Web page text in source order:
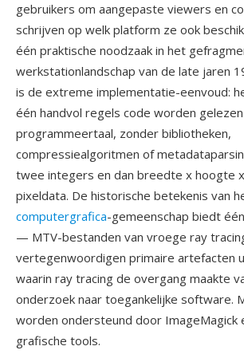
gebruikers om aangepaste viewers en
schrijven op welk platform ze ook
één praktische noodzaak in het
werkstationlandschap van de late jaren
is de extreme implementatie-eenvoud:
één handvol regels code worden
programmeertaal, zonder bibliotheken,
compressiealgoritmen of
twee integers en dan breedte x hoogte
pixeldata. De historische betekenis van
computergrafica-gemeenschap biedt
— MTV-bestanden van vroege ray
vertegenwoordigen primaire artefacten
waarin ray tracing de overgang maakte
onderzoek naar toegankelijke software.
worden ondersteund door ImageMagick
grafische tools.